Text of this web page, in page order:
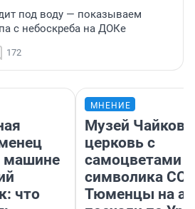
под воду — показываем
с небоскреба на ДОКе
172
машине
что
МНЕНИЕ
Музей
церковь с
самоцветами
символика
Тюменцы на